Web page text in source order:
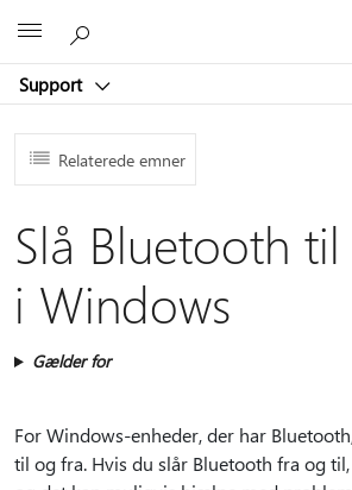
Support
Relaterede emner
Slå Bluetooth
i Windows
Gælder for
For Windows-enheder, der har
til og fra. Hvis du slår Bluetooth fra og